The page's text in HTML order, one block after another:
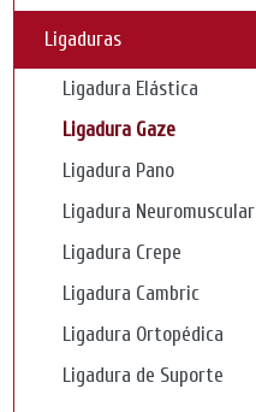
Ligaduras
Ligadura Elástica
Ligadura Gaze
Ligadura Pano
Ligadura Neuromuscular
Ligadura Crepe
Ligadura Cambric
Ligadura Ortopédica
Ligadura de Suporte